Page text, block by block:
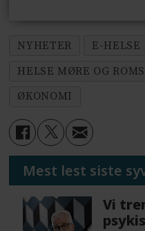
NYHETER E-HELSE
HELSE MØRE OG
ØKONOMI
Mest lest siste
Vi